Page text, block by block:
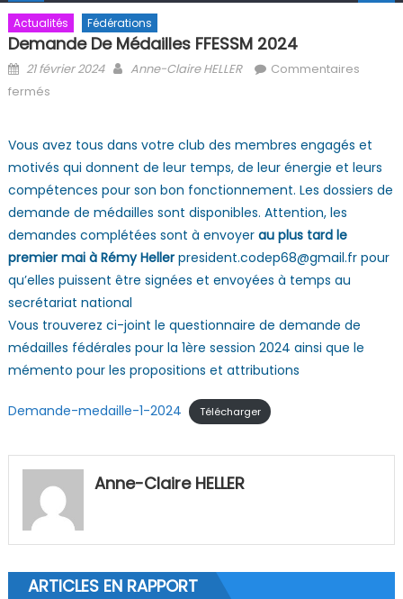
Actualités Fédérations
Demande De Médailles FFESSM 2024
Posted on
21 février 2024 Author
Anne-Claire HELLER
Commentaires
fermés
Vous avez tous dans votre club des membres engagés et
motivés qui donnent de leur temps, de leur énergie et leurs
compétences pour son bon fonctionnement. Les dossiers de
demande de médailles sont disponibles. Attention, les
demandes complétées sont à envoyer au plus tard le
premier mai à Rémy Hellerpresident.codep68@gmail.frpour
qu’elles puissent être signées et envoyées à temps au
secrétariat national
Vous trouverez ci-joint le questionnaire de demande de
médailles fédérales pour la 1ère session 2024 ainsi que le
mémento pour les propositions et attributions
Demande-medaille-1-2024 Télécharger
Anne-Claire HELLER
ARTICLES EN RAPPORT